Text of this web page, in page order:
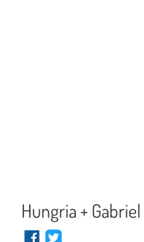
Hungria +